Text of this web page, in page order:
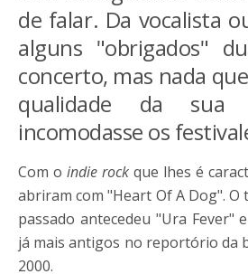
de falar. Da vocalista
alguns "obrigados"
concerto, mas nada
qualidade da sua
incomodasse os
Com o indie rock que lhes é
abriram com "Heart Of A Dog". O
passado antecedeu "Ura Fever"
já mais antigos no reportório da
2000.